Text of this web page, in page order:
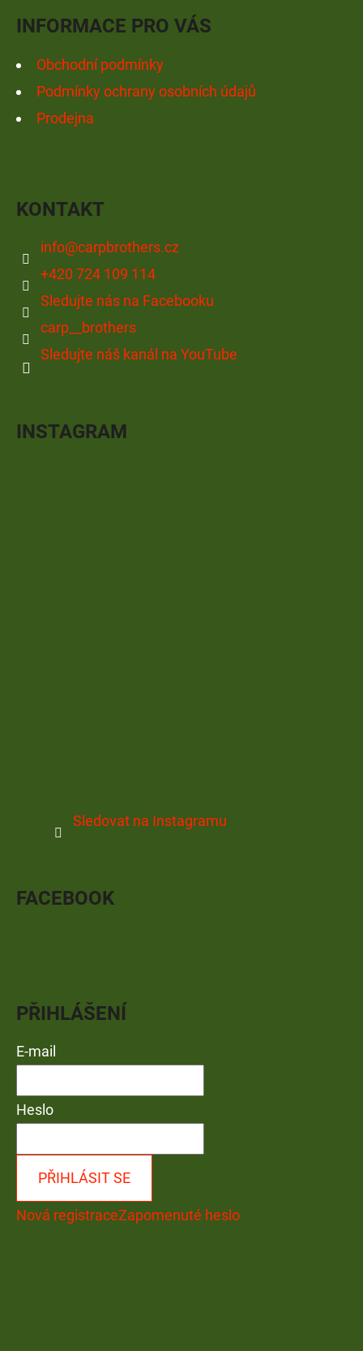
INFORMACE PRO VÁS
Obchodní podmínky
Podmínky ochrany osobních údajů
Prodejna
KONTAKT
info@carpbrothers.cz
+420 724 109 114
Sledujte nás na Facebooku
carp__brothers
Sledujte náš kanál na YouTube
INSTAGRAM
Sledovat na Instagramu
FACEBOOK
PŘIHLÁŠENÍ
E-mail
Heslo
PŘIHLÁSIT SE
Nová registraceZapomenuté heslo